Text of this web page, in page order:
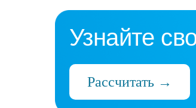
Узнайте
Рассчитать →